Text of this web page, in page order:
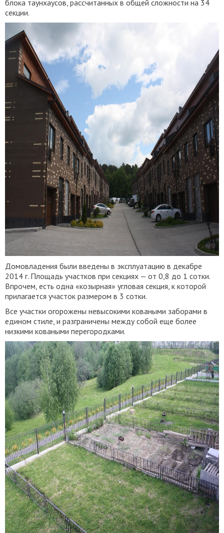
блока таунхаусов, рассчитанных в общей сложности на 34
секции.
Домовладения были введены в эксплуатацию в декабре
2014 г. Площадь участков при секциях — от 0,8 до 1 сотки.
Впрочем, есть одна «козырная» угловая секция, к которой
прилагается участок размером в 3 сотки.
Все участки огорожены невысокими коваными заборами в
едином стиле, и разграничены между собой еще более
низкими коваными перегородками.